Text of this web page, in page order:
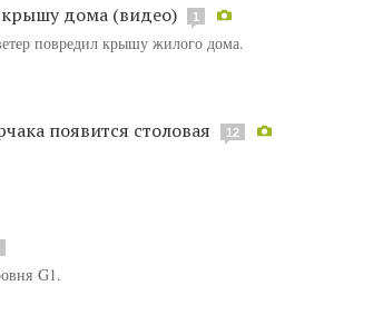
дома (видео) 1
повредил крышу жилого дома.
появится столовая 12
G1.